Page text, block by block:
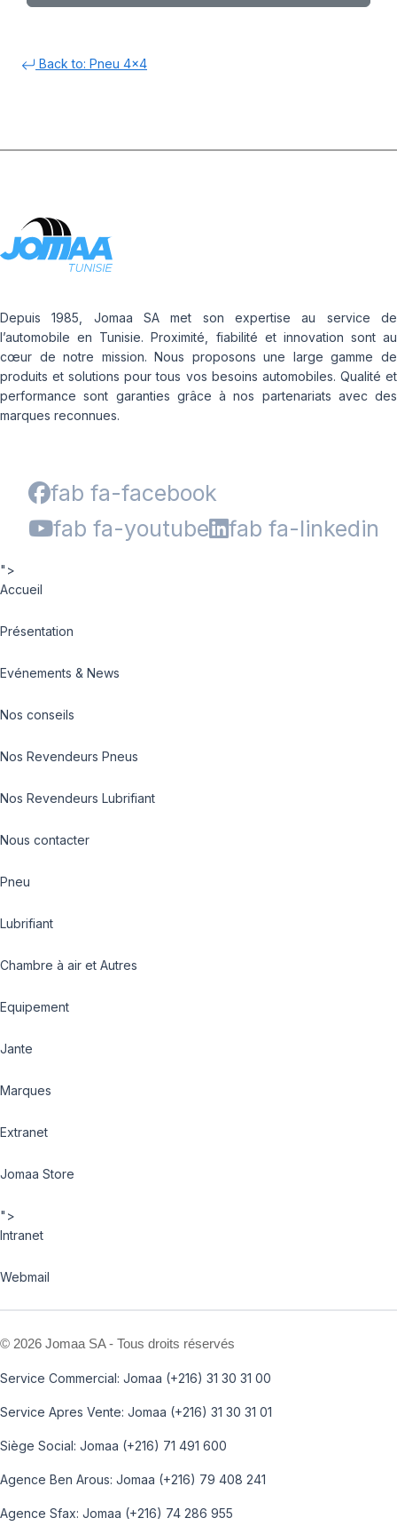
Back to: Pneu 4x4
Depuis 1985, Jomaa SA met son expertise au service de
l’automobile en Tunisie. Proximité, fiabilité et innovation sont au
cœur de notre mission. Nous proposons une large gamme de
produits et solutions pour tous vos besoins automobiles. Qualité et
performance sont garanties grâce à nos partenariats avec des
marques reconnues.
fab fa-facebook
fab fa-youtube
fab fa-linkedin
">
Accueil
Présentation
Evénements & News
Nos conseils
Nos Revendeurs Pneus
Nos Revendeurs Lubrifiant
Nous contacter
Pneu
Lubrifiant
Chambre à air et Autres
Equipement
Jante
Marques
Extranet
Jomaa Store
">
Intranet
Webmail
© 2026 Jomaa SA - Tous droits réservés
Service Commercial: Jomaa (+216) 31 30 31 00
Service Apres Vente: Jomaa (+216) 31 30 31 01
Siège Social: Jomaa (+216) 71 491 600
Agence Ben Arous: Jomaa (+216) 79 408 241
Agence Sfax: Jomaa (+216) 74 286 955